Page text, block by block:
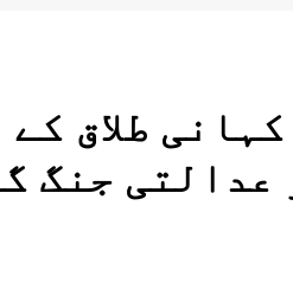
طلاق کے
عدالتی جنگ